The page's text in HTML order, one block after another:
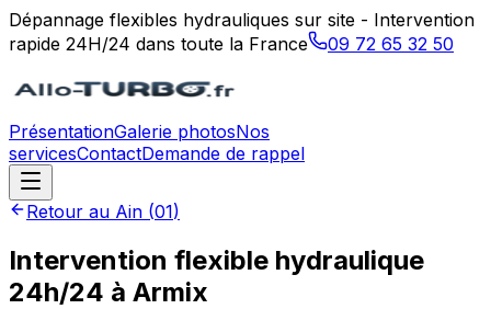
Dépannage flexibles hydrauliques sur site - Intervention
rapide 24H/24 dans toute la France
09 72 65 32 50
PrésentationGalerie photosNos
servicesContactDemande de rappel
Retour au Ain (01)
Intervention flexible hydraulique
24h/24 à Armix